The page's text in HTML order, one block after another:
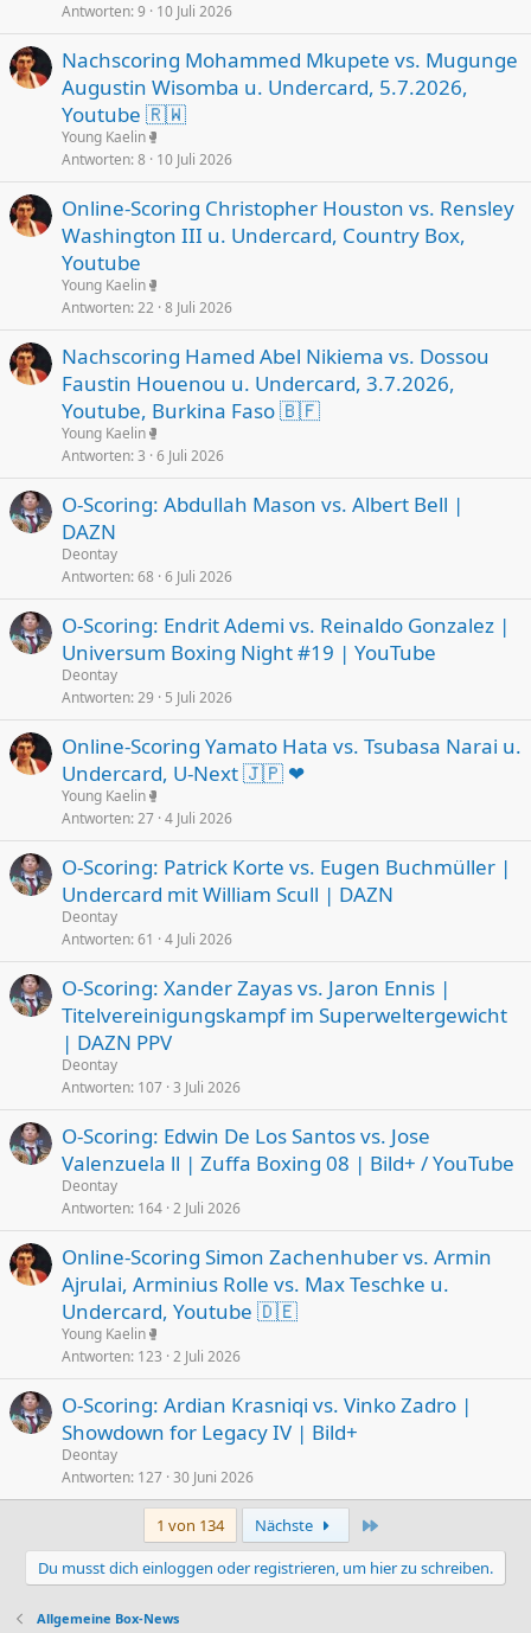
Antworten 9 10 Juli 2026
Nachscoring Mohammed Mkupete vs. Mugunge
Augustin Wisomba u. Undercard, 5.7.2026,
Youtube 🇷🇼
Young Kaelin🥊
Antworten 8 10 Juli 2026
Online-Scoring Christopher Houston vs. Rensley
Washington III u. Undercard, Country Box,
Youtube
Young Kaelin🥊
Antworten 22 8 Juli 2026
Nachscoring Hamed Abel Nikiema vs. Dossou
Faustin Houenou u. Undercard, 3.7.2026,
Youtube, Burkina Faso 🇧🇫
Young Kaelin🥊
Antworten 3 6 Juli 2026
O-Scoring: Abdullah Mason vs. Albert Bell |
DAZN
Deontay
Antworten 68 6 Juli 2026
O-Scoring: Endrit Ademi vs. Reinaldo Gonzalez |
Universum Boxing Night #19 | YouTube
Deontay
Antworten 29 5 Juli 2026
Online-Scoring Yamato Hata vs. Tsubasa Narai u.
Undercard, U-Next 🇯🇵 ❤
Young Kaelin🥊
Antworten 27 4 Juli 2026
O-Scoring: Patrick Korte vs. Eugen Buchmüller |
Undercard mit William Scull | DAZN
Deontay
Antworten 61 4 Juli 2026
O-Scoring: Xander Zayas vs. Jaron Ennis |
Titelvereinigungskampf im Superweltergewicht
| DAZN PPV
Deontay
Antworten 107 3 Juli 2026
O-Scoring: Edwin De Los Santos vs. Jose
Valenzuela ll | Zuffa Boxing 08 | Bild+ / YouTube
Deontay
Antworten 164 2 Juli 2026
Online-Scoring Simon Zachenhuber vs. Armin
Ajrulai, Arminius Rolle vs. Max Teschke u.
Undercard, Youtube 🇩🇪
Young Kaelin🥊
Antworten 123 2 Juli 2026
O-Scoring: Ardian Krasniqi vs. Vinko Zadro |
Showdown for Legacy IV | Bild+
Deontay
Antworten 127 30 Juni 2026
1 von 134 Nächste
Du musst dich einloggen oder registrieren, um hier zu schreiben.
Allgemeine Box-News